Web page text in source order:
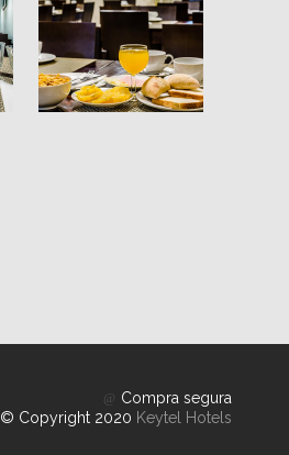
Compra segura
© Copyright 2020 Keytel Hotels